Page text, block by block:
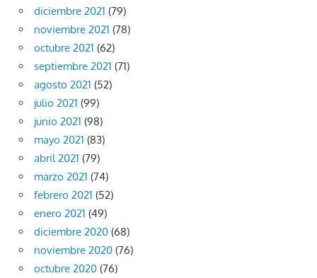
diciembre 2021 (79)
noviembre 2021 (78)
octubre 2021 (62)
septiembre 2021 (71)
agosto 2021 (52)
julio 2021 (99)
junio 2021 (98)
mayo 2021 (83)
abril 2021 (79)
marzo 2021 (74)
febrero 2021 (52)
enero 2021 (49)
diciembre 2020 (68)
noviembre 2020 (76)
octubre 2020 (76)